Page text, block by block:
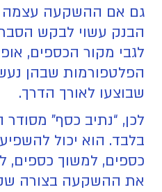
גם אם ההשקעה עצמה
הבנק עשוי לבקש
לגבי מקור הכספים,
הפלטפורמות שבהן
שבוצעו לאורך הדרך.
לכן, “נתיב כסף” מסודר
בלבד. הוא יכול
כספים, למשוך כספים,
את ההשקעה בצורה